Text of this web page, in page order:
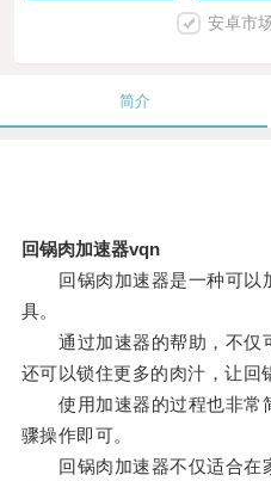
安卓市
简介
回锅肉加速器vqn
回锅肉加速器是一种可以
具。
通过加速器的帮助，不仅
还可以锁住更多的肉汁，让回
使用加速器的过程也非常
骤操作即可。
回锅肉加速器不仅适合在